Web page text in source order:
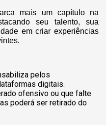
mais um capítulo na
seu talento, sua
em criar experiências
pelos
digitais.
ofensivo ou que falte
poderá ser retirado do